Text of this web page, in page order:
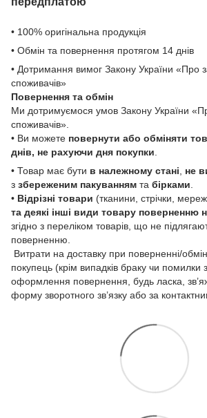
• 100% оригінальна продукція
• Обмін та повернення протягом 14 днів
• Дотримання вимог Закону України «Про
споживачів»
Повернення та обмін
Ми дотримуємося умов Закону України
споживачів».
• Ви можете повернути або обміняти
днів, не рахуючи дня покупки
• Товар має бути в належному стані не
з збереженим пакуванням та бірками
• Відрізні товари (тканини, стрічки,
та деякі інші види товару поверненню
згідно з переліком товарів, що не
поверненню.
Витрати на доставку при поверненні/
покупець (крім випадків браку чи
оформлення повернення, будь ласка,
форму зворотного зв’язку або за